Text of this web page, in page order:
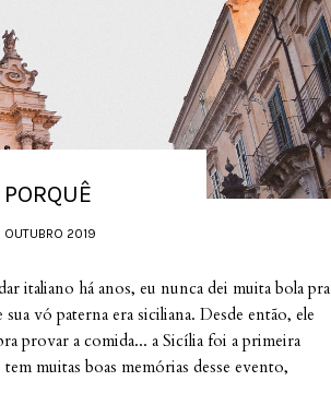
OUTUBRO 2019
italiano há anos, eu nunca dei muita bola pra
vó paterna era siciliana. Desde então, ele
provar a comida... a Sicília foi a primeira
muitas boas memórias desse evento,